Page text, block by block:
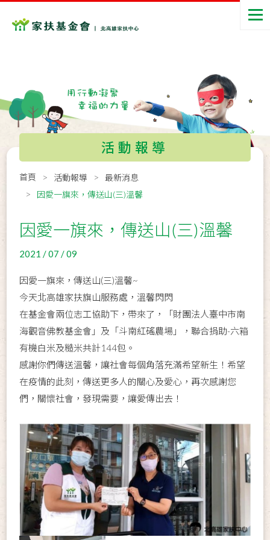
活動報導
首頁 活動報導
最新消息
因愛一旗來，傳送山(三)溫馨
因愛一旗來，傳送山(三)溫馨
2021 / 07 / 09
因愛一旗來，傳送山(三)溫馨~
今天北高雄家扶旗山服務處，溫馨閃閃
在基金會兩位志工協助下，帶來了，「財團法人臺中市南
海觀音佛教基金會」及「斗南紅磘農場」，聯合捐助-六箱
有機白米及糙米共計144包。
感謝你們傳送溫馨，讓社會每個角落充滿希望新生！希望
在疫情的此刻，傳送更多人的關心及愛心，再次感謝您
們，關懷社會，發現需要，讓愛傳出去！